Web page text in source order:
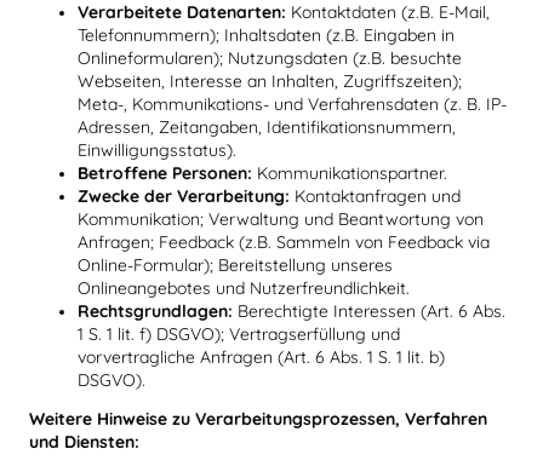
Verarbeitete Datenarten: Kontaktdaten (z.B. E-Mail,
Telefonnummern); Inhaltsdaten (z.B. Eingaben in
Onlineformularen); Nutzungsdaten (z.B. besuchte
Webseiten, Interesse an Inhalten, Zugriffszeiten);
Meta-, Kommunikations- und Verfahrensdaten (z. B. IP-
Adressen, Zeitangaben, Identifikationsnummern,
Einwilligungsstatus).
Betroffene Personen: Kommunikationspartner.
Zwecke der Verarbeitung: Kontaktanfragen und
Kommunikation; Verwaltung und Beantwortung von
Anfragen; Feedback (z.B. Sammeln von Feedback via
Online-Formular); Bereitstellung unseres
Onlineangebotes und Nutzerfreundlichkeit.
Rechtsgrundlagen: Berechtigte Interessen (Art. 6 Abs.
1 S. 1 lit. f) DSGVO); Vertragserfüllung und
vorvertragliche Anfragen (Art. 6 Abs. 1 S. 1 lit. b)
DSGVO).
Weitere Hinweise zu Verarbeitungsprozessen, Verfahren
und Diensten: